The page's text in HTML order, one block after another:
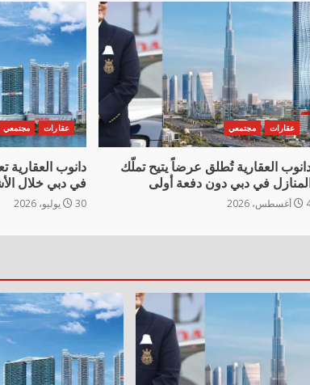
عقارات مجتمعي
العقارية تُطلق عرضاً يتيح تملّك
المنازل في دبي دون دفعة أولى
2026
عقارات مجتمعي
في دبي خلال الأشهر
30 يوليو، 2026